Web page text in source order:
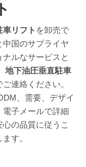
リフト を卸売で
中国のサプライヤ
ルなサービスと
地下油圧垂直駐車
連絡ください。
、需要、デザイ
子メールで詳細
の品質に従うこ
す。